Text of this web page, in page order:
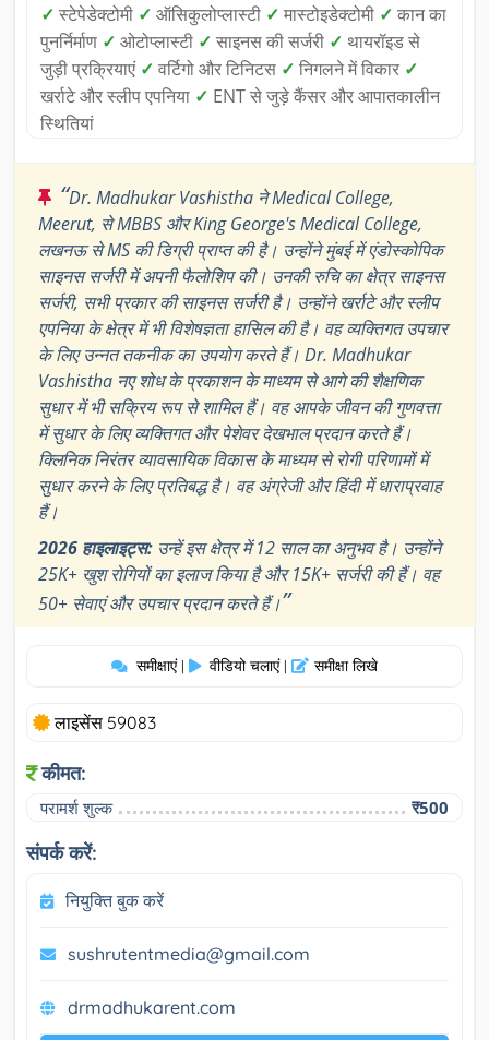
✓ स्टेपेडेक्टोमी ✓ ऑसिकुलोप्लास्टी ✓ मास्टोइडेक्टोमी ✓ कान का
पुनर्निर्माण ✓ ओटोप्लास्टी ✓ साइनस की सर्जरी ✓ थायरॉइड से
जुड़ी प्रक्रियाएं ✓ वर्टिगो और टिनिटस ✓ निगलने में विकार ✓
खर्राटे और स्लीप एपनिया ✓ ENT से जुड़े कैंसर और आपातकालीन
स्थितियां
“Dr. Madhukar Vashistha ने Medical College,
Meerut, से MBBS और King George's Medical College,
लखनऊ से MS की डिग्री प्राप्त की है। उन्होंने मुंबई में एंडोस्कोपिक
साइनस सर्जरी में अपनी फैलोशिप की। उनकी रुचि का क्षेत्र साइनस
सर्जरी, सभी प्रकार की साइनस सर्जरी है। उन्होंने खर्राटे और स्लीप
एपनिया के क्षेत्र में भी विशेषज्ञता हासिल की है। वह व्यक्तिगत उपचार
के लिए उन्नत तकनीक का उपयोग करते हैं। Dr. Madhukar
Vashistha नए शोध के प्रकाशन के माध्यम से आगे की शैक्षणिक
सुधार में भी सक्रिय रूप से शामिल हैं। वह आपके जीवन की गुणवत्ता
में सुधार के लिए व्यक्तिगत और पेशेवर देखभाल प्रदान करते हैं।
क्लिनिक निरंतर व्यावसायिक विकास के माध्यम से रोगी परिणामों में
सुधार करने के लिए प्रतिबद्ध है। वह अंग्रेजी और हिंदी में धाराप्रवाह
हैं।
2026 हाइलाइट्स: उन्हें इस क्षेत्र में 12 साल का अनुभव है। उन्होंने
25K+ खुश रोगियों का इलाज किया है और 15K+ सर्जरी की हैं। वह
50+ सेवाएं और उपचार प्रदान करते हैं।”
समीक्षाएं | वीडियो चलाएं | समीक्षा लिखे
लाइसेंस 59083
कीमत:
परामर्श शुल्क ₹500
संपर्क करें:
नियुक्ति बुक करें
sushrutentmedia@gmail.com
drmadhukarent.com